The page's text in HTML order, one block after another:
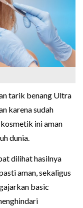
tarik benang Ultra
karena sudah
ini aman
dunia.
dilihat hasilnya
aman, sekaligus
basic